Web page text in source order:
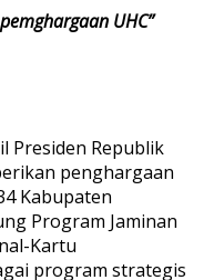
UHC”
Presiden Republik
penghargaan
Kabupaten
Program Jaminan
Kartu
program strategis